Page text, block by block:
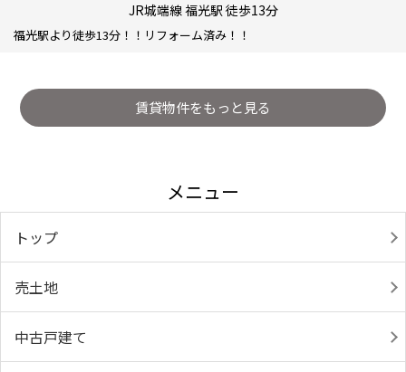
JR城端線 福光駅 徒歩13分
福光駅より徒歩13分！！リフォーム済み！！
賃貸物件をもっと見る
メニュー
トップ
売土地
中古戸建て